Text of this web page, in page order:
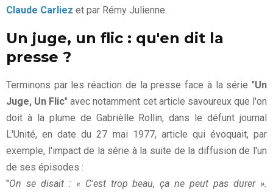
Claude Carliez et par Rémy Julienne.
Un juge, un flic : qu'en dit la
presse ?
Terminons par les réaction de la presse face à la série "Un
Juge, Un Flic" avec notamment cet article savoureux que l'on
doit à la plume de Gabrièlle Rollin, dans le défunt journal
L'Unité, en date du 27 mai 1977, article qui évoquait, par
exemple, l'impact de la série à la suite de la diffusion de l'un
de ses épisodes :
"On se disait : « C'est trop beau, ça ne peut pas durer ».